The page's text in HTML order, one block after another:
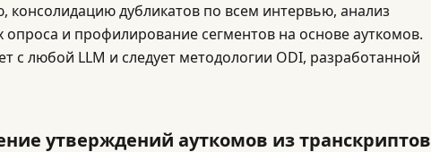
консолидацию дубликатов по всем интервью, анализ
опроса и профилирование сегментов на основе ауткомов.
с любой LLM и следует методологии ODI, разработанной
утверждений ауткомов из транскриптов